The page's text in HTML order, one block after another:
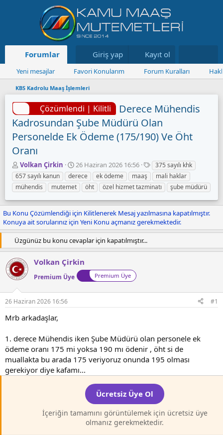
Forumlar Neler yeni Kaynaklar
Giriş yap Kayıt ol
Yeni mesajlar Favori Konularım Forum Kuralları
KBS Kadrolu Maaş İşlemleri
Çözümlendi | Kilitli
Derece Mühendis
Kadrosundan Şube Müdürü Olan
Personelde Ek Ödeme (175/190) Ve Öht
Oranı
K
o
n
u
y
B
a
ş
l
a
t
a
n
Volkan Çirkin
B
a
ş
l
a
n
g
ı
ç
t
a
r
h
26 Haziran 2026 16:56
E
t
i
k
e
l
e
r
375 sayılı khk
657 sayılı kanun
derece ek ödeme maaş
mali haklar
mühendis
mutemet öht özel hizmet tazminatı şube müdürü
Bu Konu Çözümlendiği için Kilitlenerek Mesaj yazılmasına kapatılmıştır.
Konuya ait sorularınız için Yeni Konu açmanız gerekmektedir.
Üzgünüz bu konu cevaplar için kapatılmıştır...
Volkan Çirkin
Premium Üye Premium Üye
26 Haziran 2026 16:56 #1
Mrb arkadaşlar,
1. derece Mühendis iken Şube Müdürü olan personele ek
ödeme oranı 175 mi yoksa 190 mı ödenir , öht si de
muallakta bu arada 175 veriyoruz onunda 195 olması
gerekiyor diye kafamı...
Ücretsiz Üye Ol
İçeriğin tamamını görüntülemek için ücretsiz üye
olmanız gerekmektedir.